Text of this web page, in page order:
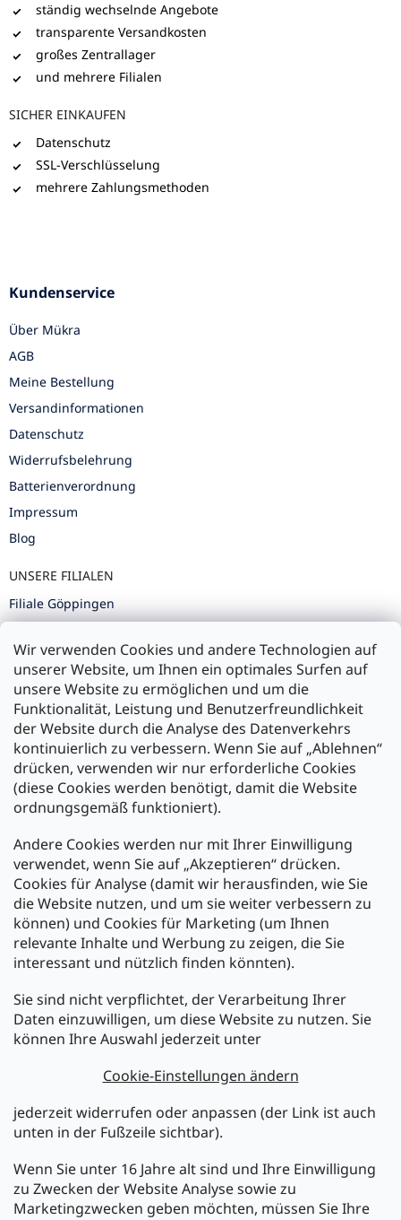
Wir verwenden Cookies und andere Technologien auf
unserer Website, um Ihnen ein optimales Surfen auf
unsere Website zu ermöglichen und um die
Funktionalität, Leistung und Benutzerfreundlichkeit
der Website durch die Analyse des Datenverkehrs
kontinuierlich zu verbessern. Wenn Sie auf „Ablehnen“
drücken, verwenden wir nur erforderliche Cookies
(diese Cookies werden benötigt, damit die Website
ordnungsgemäß funktioniert).
Andere Cookies werden nur mit Ihrer Einwilligung
verwendet, wenn Sie auf „Akzeptieren“ drücken.
Cookies für Analyse (damit wir herausfinden, wie Sie
die Website nutzen, und um sie weiter verbessern zu
können) und Cookies für Marketing (um Ihnen
relevante Inhalte und Werbung zu zeigen, die Sie
interessant und nützlich finden könnten).
Sie sind nicht verpflichtet, der Verarbeitung Ihrer
Daten einzuwilligen, um diese Website zu nutzen. Sie
können Ihre Auswahl jederzeit unter
Cookie-Einstellungen ändern
jederzeit widerrufen oder anpassen (der Link ist auch
unten in der Fußzeile sichtbar).
Wenn Sie unter 16 Jahre alt sind und Ihre Einwilligung
zu Zwecken der Website Analyse sowie zu
Marketingzwecken geben möchten, müssen Sie Ihre
ständig wechselnde Angebote
transparente Versandkosten
großes Zentrallager
und mehrere Filialen
SICHER EINKAUFEN
Datenschutz
SSL-Verschlüsselung
mehrere Zahlungsmethoden
Kundenservice
Über Mükra
AGB
Meine Bestellung
Versandinformationen
Datenschutz
Widerrufsbelehrung
Batterienverordnung
Impressum
Blog
UNSERE FILIALEN
Filiale Göppingen
Filiale Ulm
Zahlung und Versand
Versand mit:
Zahlarten:
Newsletter abonnieren
Legen Sie Ihre E-Mail ein und wir werden Ihnen Informationen
über neue Produkte in unserem E-Shop zusenden.
E-Mail
Melden Sie sich jetzt für den mükra Newsletter an,
kostenlos und jederzeit kündbar! Mit der Anmeldung zum
Newsletter bestätigen Sie Ihr Einverständnis mit der
Datenschutzerklärung.